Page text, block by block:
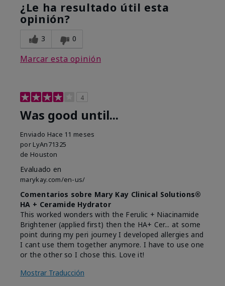
¿Le ha resultado útil esta
opinión?
3 0
Marcar esta opinión
4
Was good until...
Enviado Hace 11 meses
por LyAn71325
de Houston
Evaluado en
marykay.com/en-us/
Comentarios sobre Mary Kay Clinical Solutions®
HA + Ceramide Hydrator
This worked wonders with the Ferulic + Niacinamide
Brightener (applied first) then the HA+ Cer... at some
point during my peri journey I developed allergies and
I cant use them together anymore. I have to use one
or the other so I chose this. Love it!
Mostrar Traducción